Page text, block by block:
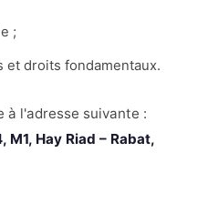
;
droits fondamentaux.
à l'adresse suivante :
M1, Hay Riad – Rabat,